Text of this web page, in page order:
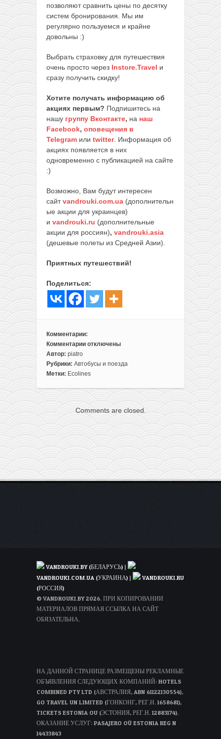
позволяют сравнить цены по десятку
систем бронирования. Мы им
регулярно пользуемся и крайне
довольны :)
Выбрать страховку для путешествия
очень просто через Instore.Travel и
сразу получить скидку!
Хотите получать информацию об
акциях первым? Подпишитесь на
нашу группу Вконтакте, на наш
Facebook, оповещения в
Telegram или twitter. Информация об
акциях появляется в них
одновременно с публикацией на сайте
:)
Возможно, Вам будут интересен
сайтvandrouki.com.ua (дополнительн
ые акции для украинцев)
и vandrouki.ru (дополнительные
акции для россиян), vandrouki.asia
(дешевые полеты из Средней Азии).
Приятных путешествий!
Поделиться:
Комментарии:
Комментарии
к
записи
Аэрофобы,
из
Литвы
в
Бремен
скидкой
отключены
Автор: piatro
Рубрики: Автобусы и поезда
Метки: Ecolines
Comments are closed.
VANDROUKI.BY (БЕЛАРУСЬ) |
VANDROUKI.COM.UA (УКРАИНА) |
VANDROUKI.RU
(РОССИЯ)
© VANDROUKI.BY 2026. ПРИ КОПИРОВАНИИ
МАТЕРИАЛОВ ПРЯМАЯ ССЫЛКА НА САЙТ
ОБЯЗАТЕЛЬНА.
НА ДАННОЙ СТРАНИЦЕ РАЗМЕЩЕНЫ РЕКЛАМНЫЕ
ОБЪЯВЛЕНИЯ СЛЕДУЮЩИХ КОМПАНИЙ: HOTELS
COMBINED PTY LTD (АВСТРАЛИЯ, ABN 61122130554),
GO TRAVEL UN LIMITED (ГОНКОНГ, РЕГ.Н. 1658681),
TICKETS ESTONIA OU (ЭСТОНИЯ, РЕГ.Н. 12883174).
ОКАЗАНИЕ УСЛУГ: PASAJERO OÜ ESTONIA REG N
14433843